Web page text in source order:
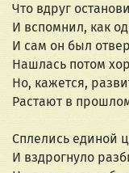
Что вдруг
И вспомнил, как
И сам он был
Нашлась потом
Но, кажется,
Растают в
Сплелись единой
И вздрогнуло